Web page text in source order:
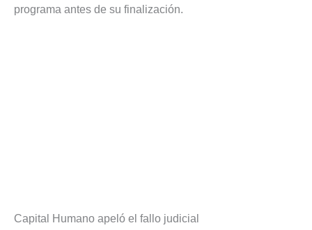
programa antes de su finalización.
Capital Humano apeló el fallo judicial